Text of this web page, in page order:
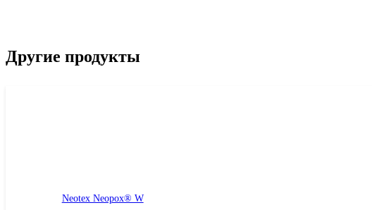
Другие продукты
Neotex Neopox® W